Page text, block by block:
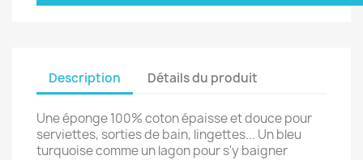
Description Détails du produit
Une éponge 100% coton épaisse et douce pour
serviettes, sorties de bain, lingettes... Un bleu
turquoise comme un lagon pour s'y baigner